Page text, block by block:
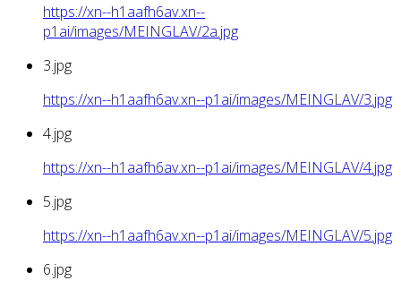
https://xn--h1aafh6av.xn--
p1ai/images/MEINGLAV/2a.jpg
3.jpg
https://xn--h1aafh6av.xn--p1ai/images/MEINGLAV/3.jpg
4.jpg
https://xn--h1aafh6av.xn--p1ai/images/MEINGLAV/4.jpg
5.jpg
https://xn--h1aafh6av.xn--p1ai/images/MEINGLAV/5.jpg
6.jpg